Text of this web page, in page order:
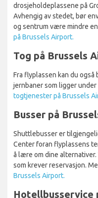
drosjeholdeplassene på
Avhengig av stedet, bør
og sentrum være mindre
på Brussels Airport.
Tog på Brussels
Fra flyplassen kan du
jernbaner som ligger
togtjenester på Brussels
Busser på
Shuttlebusser er
Center foran flyplassens
å lære om dine
som krever reservasjon.
Brussels Airport.
Hotellbusservice